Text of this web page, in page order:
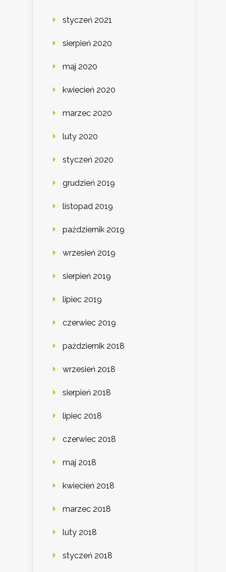
styczeń 2021
sierpień 2020
maj 2020
kwiecień 2020
marzec 2020
luty 2020
styczeń 2020
grudzień 2019
listopad 2019
październik 2019
wrzesień 2019
sierpień 2019
lipiec 2019
czerwiec 2019
październik 2018
wrzesień 2018
sierpień 2018
lipiec 2018
czerwiec 2018
maj 2018
kwiecień 2018
marzec 2018
luty 2018
styczeń 2018